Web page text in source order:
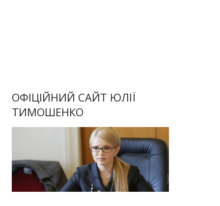
ОФІЦІЙНИЙ САЙТ ЮЛІЇ
ТИМОШЕНКО